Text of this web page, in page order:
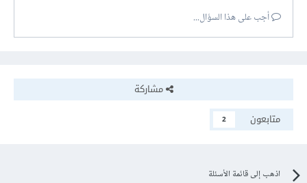
أجب على هذا السؤال...
مشاركة
متابعون
2
اذهب إلى قائمة الأسئلة